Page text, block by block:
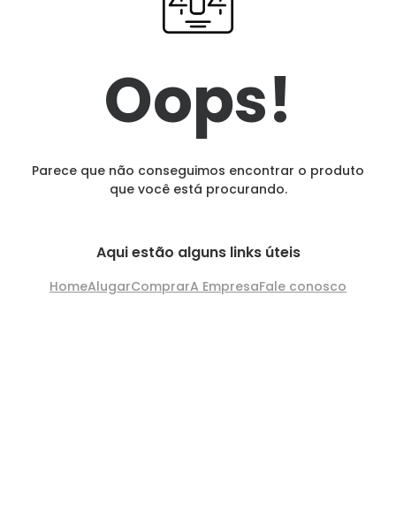
Oops!
Parece que não conseguimos encontrar o produto
que você está procurando.
Aqui estão alguns links úteis
HomeAlugarComprarA EmpresaFale conosco